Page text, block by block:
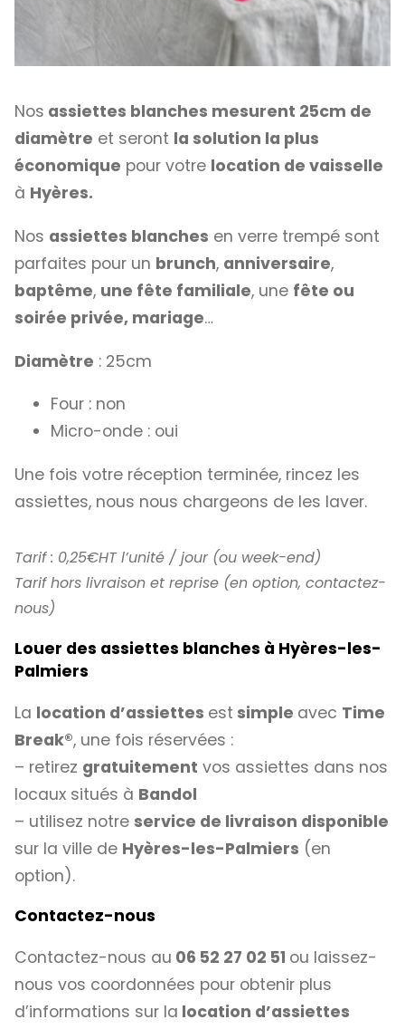
Nos assiettes blanches mesurent 25cm de
diamètre et seront la solution la plus
économique pour votre location de vaisselle
à Hyères.
Nos assiettes blanches en verre trempé sont
parfaites pour un brunch, anniversaire,
baptême, une fête familiale, une fête ou
soirée privée, mariage…
Diamètre : 25cm
Four : non
Micro-onde : oui
Une fois votre réception terminée, rincez les
assiettes, nous nous chargeons de les laver.
Tarif : 0,25€HT l’unité / jour (ou week-end)
Tarif hors livraison et reprise (en option, contactez-
nous)
Louer des assiettes blanches à Hyères-les-
Palmiers
La location d’assiettes est simple avec Time
Break®, une fois réservées :
– retirez gratuitement vos assiettes dans nos
locaux situés à Bandol
– utilisez notre service de livraison disponible
sur la ville de Hyères-les-Palmiers (en
option).
Contactez-nous
Contactez-nous au 06 52 27 02 51 ou laissez-
nous vos coordonnées pour obtenir plus
d’informations sur la location d’assiettes